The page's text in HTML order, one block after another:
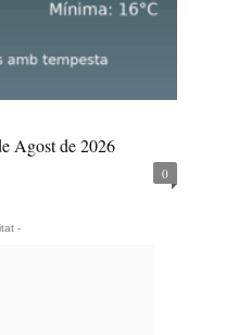
Agost de 2026
0
-